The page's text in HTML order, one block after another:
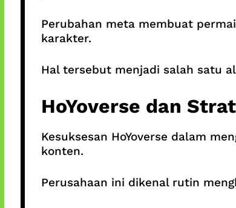
Perubahan meta membuat
karakter.
Hal tersebut menjadi salah satu
HoYoverse dan
Kesuksesan HoYoverse dalam
konten.
Perusahaan ini dikenal rutin